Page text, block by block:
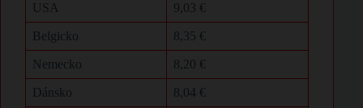
USA 9,03 €
Belgicko 8,35 €
Nemecko 8,20 €
Dánsko 8,04 €